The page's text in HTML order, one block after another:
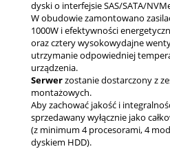
dyski o interfejsie SAS/SATA/
W obudowie zamontowano
1000W i efektywności
oraz cztery wysokowydajne
utrzymanie odpowiedniej
urządzenia.
Serwerzostanie dostarczony z
montażowych.
Aby zachować jakość i
sprzedawany wyłącznie jako
(z minimum 4 procesorami, 4
dyskiem HDD).